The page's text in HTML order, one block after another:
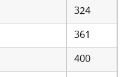
324
361
400